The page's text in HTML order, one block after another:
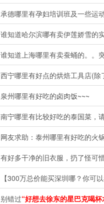
承德哪里有孕妇培训班及一些运
谁知道哈尔滨哪有卖伊莲娇雪的
谁知道上海哪里有卖蚕蛹的。。
西宁哪里有好点的烘焙工具店(除
泉州哪里有好吃的卤肉饭~~~
南宁哪里有比较好吃的泰国菜，
网友求助：泰州哪里有好吃的火
有好多干净的旧衣服，扔了怪可
【300万总价能买深圳哪？你可
别错过“好想去徐东的星巴克喝